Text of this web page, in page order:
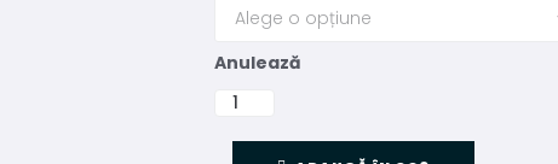
Anulează